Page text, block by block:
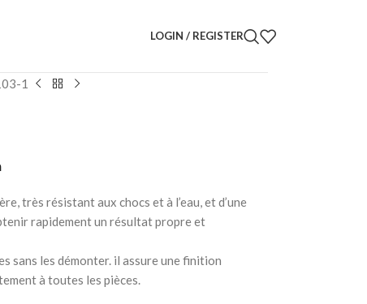
LOGIN / REGISTER
1
très résistant aux chocs et à l’eau, et d’une
rapidement un résultat propre et
sans les démonter. il assure une finition
à toutes les pièces.